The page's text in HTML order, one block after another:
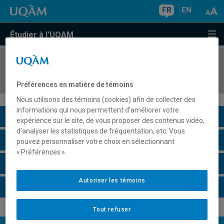
FR EN
Étudier à l'UQAM
COURS//
Description du cours
Horaire - Été 2026
Préférences en matière de témoins
Nous utilisons des témoins (cookies) afin de collecter des
informations qui nous permettent d’améliorer votre
expérience sur le site, de vous proposer des contenus vidéo,
d’analyser les statistiques de fréquentation, etc. Vous
pouvez personnaliser votre choix en sélectionnant
« Préférences ».
Tout refuser
Autoriser les témoins